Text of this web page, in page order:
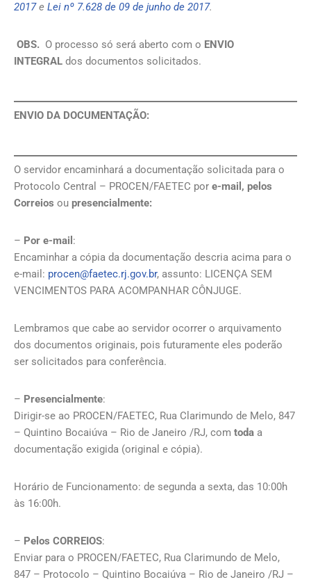
2017e Lei nº 7.628 de 09 de junho de 2017.
OBS. O processo só será aberto com o ENVIO
INTEGRAL dos documentos solicitados.
ENVIO DA DOCUMENTAÇÃO:
O servidor encaminhará a documentação solicitada para o
Protocolo Central – PROCEN/FAETEC por e-mail, pelos
Correios ou presencialmente:
– Por e-mail :
Encaminhar a cópia da documentação descria acima para o
e-mail: procen@faetec.rj.gov.br, assunto: LICENÇA SEM
VENCIMENTOS PARA ACOMPANHAR CÔNJUGE.
Lembramos que cabe ao servidor ocorrer o arquivamento
dos documentos originais, pois futuramente eles poderão
ser solicitados para conferência.
– Presencialmente:
Dirigir-se ao PROCEN/FAETEC, Rua Clarimundo de Melo, 847
– Quintino Bocaiúva – Rio de Janeiro /RJ, com toda a
documentação exigida (original e cópia).
Horário de Funcionamento: de segunda a sexta, das 10:00h
às 16:00h.
– Pelos CORREIOS:
Enviar para o PROCEN/FAETEC, Rua Clarimundo de Melo,
847 – Protocolo – Quintino Bocaiúva – Rio de Janeiro /RJ –